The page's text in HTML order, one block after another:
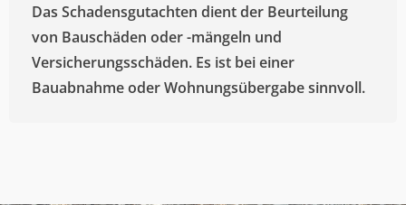
Das Schadensgutachten dient der Beurteilung
von Bauschäden oder -mängeln und
Versicherungsschäden. Es ist bei einer
Bauabnahme oder Wohnungsübergabe sinnvoll.